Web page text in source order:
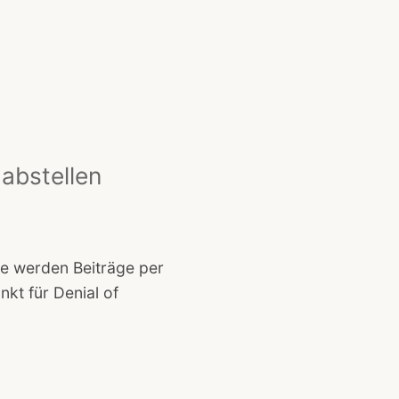
werden Beiträge per
für Denial of